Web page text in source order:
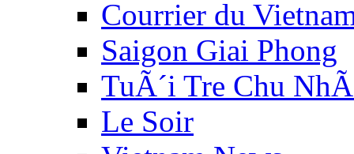
Courrier du
Saigon Giai Phong
TuÃ´i Tre Chu
Le Soir